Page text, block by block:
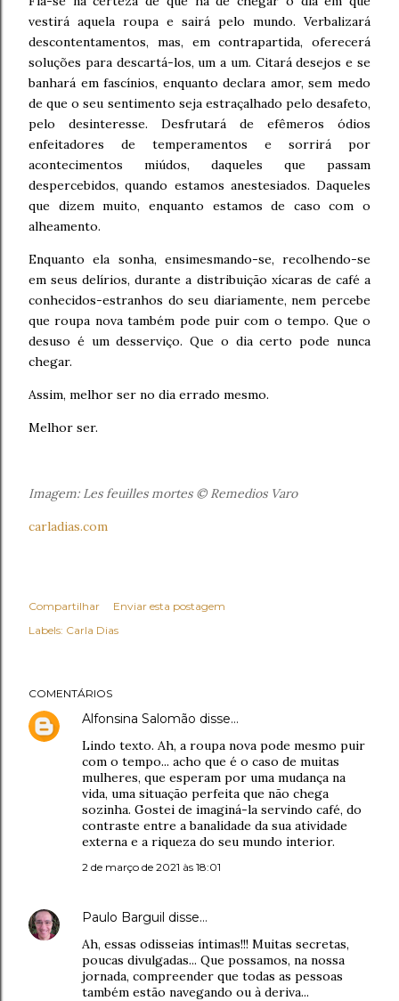
vestirá aquela roupa e sairá pelo mundo. Verbalizará
descontentamentos, mas, em contrapartida, oferecerá
soluções para descartá-los, um a um. Citará desejos e se
banhará em fascínios, enquanto declara amor, sem medo
de que o seu sentimento seja estraçalhado pelo desafeto,
pelo desinteresse. Desfrutará de efêmeros ódios
enfeitadores de temperamentos e sorrirá por
acontecimentos miúdos, daqueles que passam
despercebidos, quando estamos anestesiados. Daqueles
que dizem muito, enquanto estamos de caso com o
alheamento.
Enquanto ela sonha, ensimesmando-se, recolhendo-se
em seus delírios, durante a distribuição xícaras de café a
conhecidos-estranhos do seu diariamente, nem percebe
que roupa nova também pode puir com o tempo. Que o
desuso é um desserviço. Que o dia certo pode nunca
chegar.
Assim, melhor ser no dia errado mesmo.
Melhor ser.
Imagem: Les feuilles mortes© Remedios Varo
carladias.com
Compartilhar
Enviar esta postagem
Labels: Carla Dias
COMENTÁRIOS
Alfonsina Salomão disse…
Lindo texto. Ah, a roupa nova pode mesmo puir
com o tempo... acho que é o caso de muitas
mulheres, que esperam por uma mudança na
vida, uma situação perfeita que não chega
sozinha. Gostei de imaginá-la servindo café, do
contraste entre a banalidade da sua atividade
externa e a riqueza do seu mundo interior.
2 de março de 2021 às 18:01
Paulo Barguil disse…
Ah, essas odisseias íntimas!!! Muitas secretas,
poucas divulgadas... Que possamos, na nossa
jornada, compreender que todas as pessoas
também estão navegando ou à deriva...